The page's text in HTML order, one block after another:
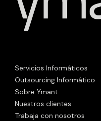
Servicios Informáticos
Outsourcing Informático
Sobre Ymant
Nuestros clientes
Trabaja con nosotros